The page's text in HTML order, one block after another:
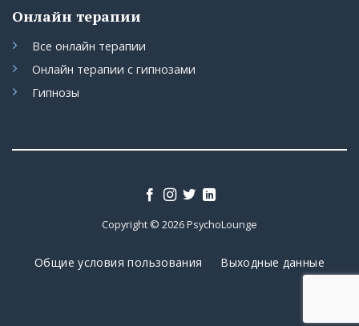
Онлайн терапии
Все онлайн терапии
Онлайн терапии с гипнозами
Гипнозы
Copyright © 2026 PsychoLounge
Общие условия пользования Выходные данные